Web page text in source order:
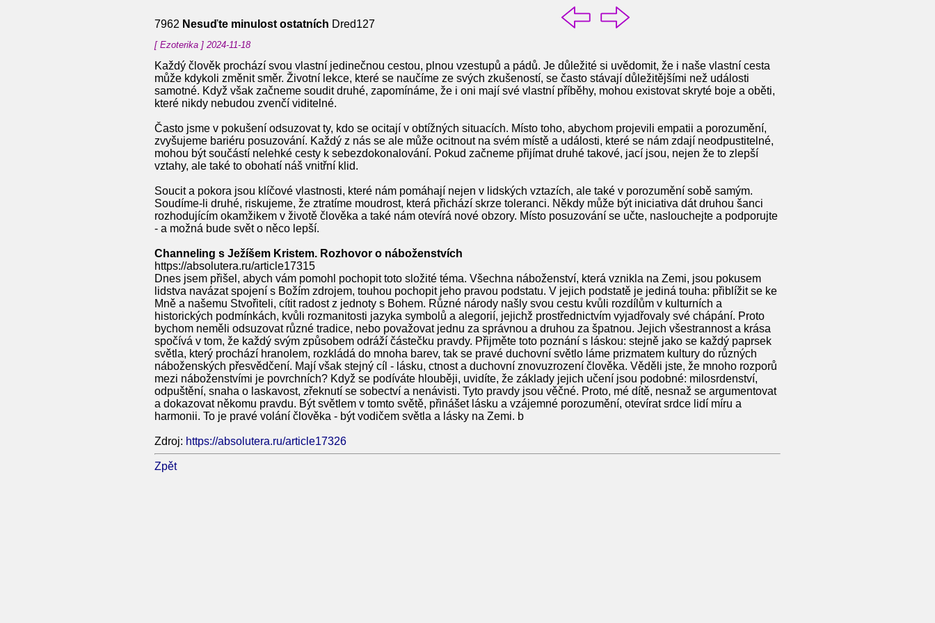
7962 Nesuďte minulost ostatních Dred127
[ Ezoterika ] 2024-11-18
Každý člověk prochází svou vlastní jedinečnou cestou, plnou vzestupů a pádů. Je důležité si uvědomit, že i naše vlastní cesta
může kdykoli změnit směr. Životní lekce, které se naučíme ze svých zkušeností, se často stávají důležitějšími než události
samotné. Když však začneme soudit druhé, zapomínáme, že i oni mají své vlastní příběhy, mohou existovat skryté boje a oběti,
které nikdy nebudou zvenčí viditelné.
Často jsme v pokušení odsuzovat ty, kdo se ocitají v obtížných situacích. Místo toho, abychom projevili empatii a porozumění,
zvyšujeme bariéru posuzování. Každý z nás se ale může ocitnout na svém místě a události, které se nám zdají neodpustitelné,
mohou být součástí nelehké cesty k sebezdokonalování. Pokud začneme přijímat druhé takové, jací jsou, nejen že to zlepší
vztahy, ale také to obohatí náš vnitřní klid.
Soucit a pokora jsou klíčové vlastnosti, které nám pomáhají nejen v lidských vztazích, ale také v porozumění sobě samým.
Soudíme-li druhé, riskujeme, že ztratíme moudrost, která přichází skrze toleranci. Někdy může být iniciativa dát druhou šanci
rozhodujícím okamžikem v životě člověka a také nám otevírá nové obzory. Místo posuzování se učte, naslouchejte a podporujte
- a možná bude svět o něco lepší.
Channeling s Ježíšem Kristem. Rozhovor o náboženstvích
https://absolutera.ru/article17315
Dnes jsem přišel, abych vám pomohl pochopit toto složité téma. Všechna náboženství, která vznikla na Zemi, jsou pokusem
lidstva navázat spojení s Božím zdrojem, touhou pochopit jeho pravou podstatu. V jejich podstatě je jediná touha: přiblížit se ke
Mně a našemu Stvořiteli, cítit radost z jednoty s Bohem. Různé národy našly svou cestu kvůli rozdílům v kulturních a
historických podmínkách, kvůli rozmanitosti jazyka symbolů a alegorií, jejichž prostřednictvím vyjadřovaly své chápání. Proto
bychom neměli odsuzovat různé tradice, nebo považovat jednu za správnou a druhou za špatnou. Jejich všestrannost a krása
spočívá v tom, že každý svým způsobem odráží částečku pravdy. Přijměte toto poznání s láskou: stejně jako se každý paprsek
světla, který prochází hranolem, rozkládá do mnoha barev, tak se pravé duchovní světlo láme prizmatem kultury do různých
náboženských přesvědčení. Mají však stejný cíl - lásku, ctnost a duchovní znovuzrození člověka. Věděli jste, že mnoho rozporů
mezi náboženstvími je povrchních? Když se podíváte hlouběji, uvidíte, že základy jejich učení jsou podobné: milosrdenství,
odpuštění, snaha o laskavost, zřeknutí se sobectví a nenávisti. Tyto pravdy jsou věčné. Proto, mé dítě, nesnaž se argumentovat
a dokazovat někomu pravdu. Být světlem v tomto světě, přinášet lásku a vzájemné porozumění, otevírat srdce lidí míru a
harmonii. To je pravé volání člověka - být vodičem světla a lásky na Zemi. b
Zdroj: https://absolutera.ru/article17326
Zpět